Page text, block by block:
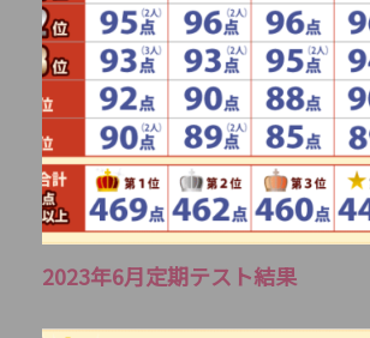
2023年6月定期テスト結果